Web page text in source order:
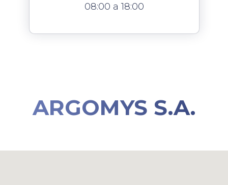
08:00 a 18:00
ARGOMYS S.A.